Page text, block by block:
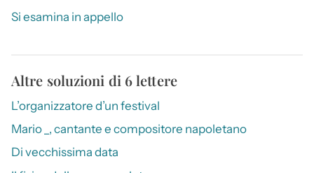
Si esamina in appello
Altre soluzioni di 6 lettere
L’organizzatore d’un festival
Mario _, cantante e compositore napoletano
Di vecchissima data